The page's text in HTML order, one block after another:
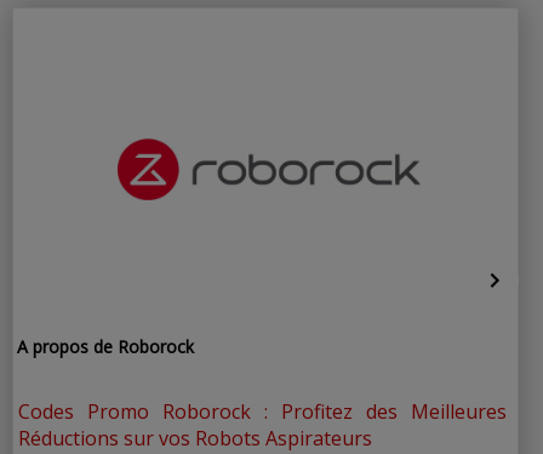
A propos de Roborock
Codes Promo Roborock : Profitez des Meilleures
Réductions sur vos Robots Aspirateurs